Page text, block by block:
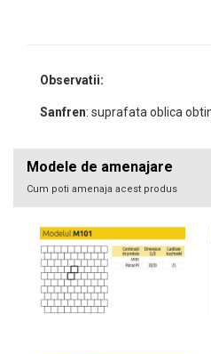
Observatii:
Sanfren: suprafata oblica
Modele de amenajare
Cum poti amenaja acest produs